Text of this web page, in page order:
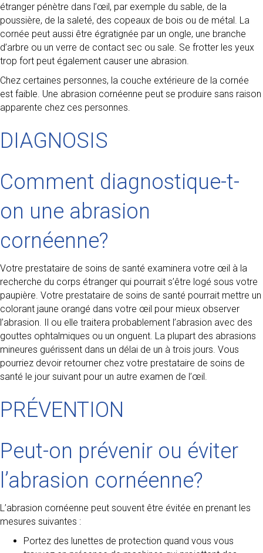
étranger pénètre dans l’œil, par exemple du sable, de la
poussière, de la saleté, des copeaux de bois ou de métal. La
cornée peut aussi être égratignée par un ongle, une branche
d’arbre ou un verre de contact sec ou sale. Se frotter les yeux
trop fort peut également causer une abrasion.
Chez certaines personnes, la couche extérieure de la cornée
est faible. Une abrasion cornéenne peut se produire sans raison
apparente chez ces personnes.
DIAGNOSIS
Comment diagnostique-t-
on une abrasion
cornéenne?
Votre prestataire de soins de santé examinera votre œil à la
recherche du corps étranger qui pourrait s’être logé sous votre
paupière. Votre prestataire de soins de santé pourrait mettre un
colorant jaune orangé dans votre œil pour mieux observer
l’abrasion. Il ou elle traitera probablement l’abrasion avec des
gouttes ophtalmiques ou un onguent. La plupart des abrasions
mineures guérissent dans un délai de un à trois jours. Vous
pourriez devoir retourner chez votre prestataire de soins de
santé le jour suivant pour un autre examen de l’œil.
PRÉVENTION
Peut-on prévenir ou éviter
l’abrasion cornéenne?
L’abrasion cornéenne peut souvent être évitée en prenant les
mesures suivantes :
Portez des lunettes de protection quand vous vous